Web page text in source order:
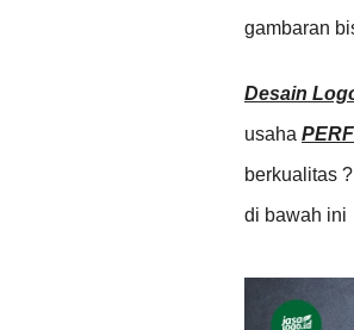
gambaran
Desain
usaha
berkualitas
di bawah ini